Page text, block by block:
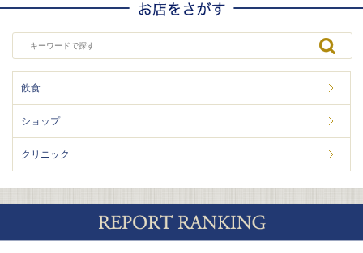
飲食
ショップ
クリニック